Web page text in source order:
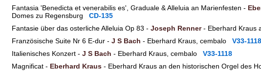
Fantasia 'Benedicta et venerabilis es', Graduale & Alleluia an Marienfesten -
Domes zu Regensburg CD-135
Fantasie über das osterliche Alleluia Op 83 - Joseph Renner- Eberhard Kraus
Französische Suite Nr 6 E-dur - J S Bach - Eberhard Kraus, cembalo V33-1118
Italienisches Konzert - J S Bach - Eberhard Kraus, cembalo V33-1118
Magnificat - Eberhard Kraus - Eberhard Kraus an den historischen Orgel des